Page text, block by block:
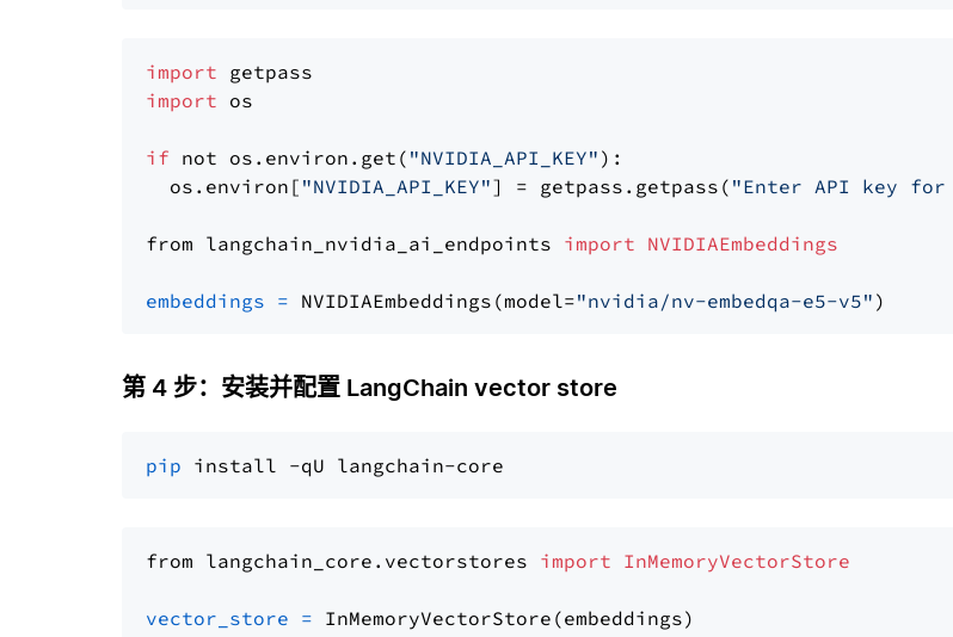
import
import os
if not os.environ.get( "NVIDIA_API_KEY" ):
  os.environ[
"NVIDIA_API_KEY"] = getpass.getpass( "Enter API key for
from langchain_nvidia_ai_endpoints import NVIDIAEmbeddings
embeddings = NVIDIAEmbeddings(model="nvidia/nv-embedqa-e5-v5"
第 4 步：安装并配置 LangChain vector store
pip
from langchain_core.vectorstores import InMemoryVectorStore
vector_store =